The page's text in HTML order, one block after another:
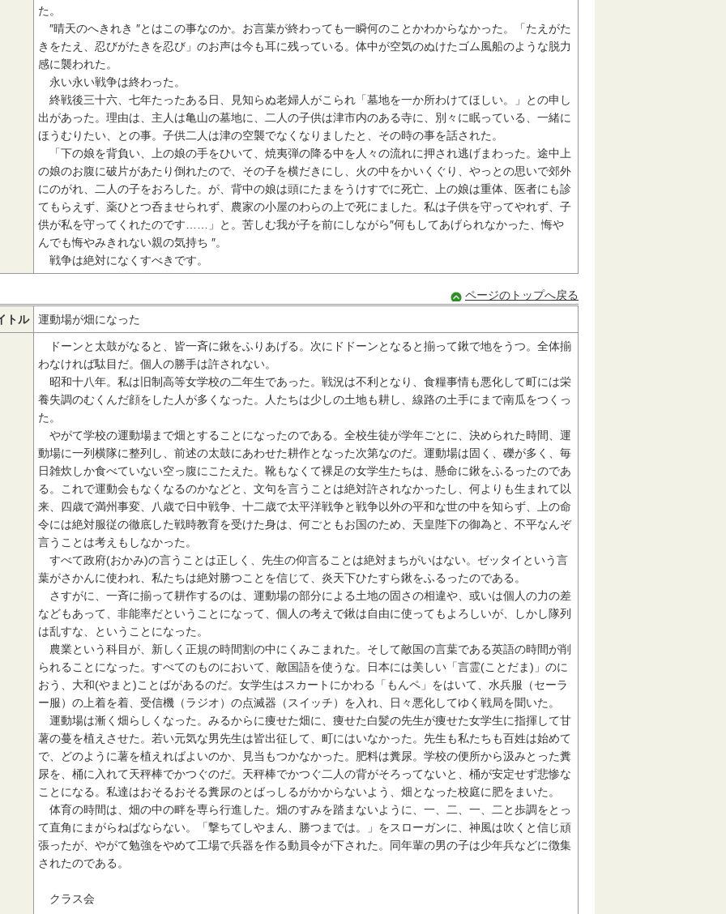
た。
″晴天のへきれき ″とはこの事なのか。お言葉が終わっても一瞬何のことかわからなかった。「たえがた
きをたえ、忍びがたきを忍び」のお声は今も耳に残っている。体中が空気のぬけたゴム風船のような脱力
感に襲われた。
永い永い戦争は終わった。
終戦後三十六、七年たったある日、見知らぬ老婦人がこられ「墓地を一か所わけてほしい。」との申し
出があった。理由は、主人は亀山の墓地に、二人の子供は津市内のある寺に、別々に眠っている、一緒に
ほうむりたい、との事。子供二人は津の空襲でなくなりましたと、その時の事を話された。
「下の娘を背負い、上の娘の手をひいて、焼夷弾の降る中を人々の流れに押され逃げまわった。途中上
の娘のお腹に破片があたり倒れたので、その子を横だきにし、火の中をかいくぐり、やっとの思いで郊外
にのがれ、二人の子をおろした。が、背中の娘は頭にたまをうけすでに死亡、上の娘は重体、医者にも診
てもらえず、薬ひとつ呑ませられず、農家の小屋のわらの上で死にました。私は子供を守ってやれず、子
供が私を守ってくれたのです……」と。苦しむ我が子を前にしながら″何もしてあげられなかった、悔や
んでも悔やみきれない親の気持ち ″。
戦争は絶対になくすべきです。
ページのトップへ戻る
トル
運動場が畑になった
ドーンと太鼓がなると、皆一斉に鍬をふりあげる。次にドドーンとなると揃って鍬で地をうつ。全体揃
わなければ駄目だ。個人の勝手は許されない。
昭和十八年。私は旧制高等女学校の二年生であった。戦況は不利となり、食糧事情も悪化して町には栄
養失調のむくんだ顔をした人が多くなった。人たちは少しの土地も耕し、線路の土手にまで南瓜をつくっ
た。
やがて学校の運動場まで畑とすることになったのである。全校生徒が学年ごとに、決められた時間、運
動場に一列横隊に整列し、前述の太鼓にあわせた耕作となった次第なのだ。運動場は固く、礫が多く、毎
日雑炊しか食べていない空っ腹にこたえた。靴もなくて裸足の女学生たちは、懸命に鍬をふるったのであ
る。これで運動会もなくなるのかなどと、文句を言うことは絶対許されなかったし、何よりも生まれて以
来、四歳で満州事変、八歳で日中戦争、十二歳で太平洋戦争と戦争以外の平和な世の中を知らず、上の命
令には絶対服従の徹底した戦時教育を受けた身は、何ごともお国のため、天皇陛下の御為と、不平なんぞ
言うことは考えもしなかった。
すべて政府(おかみ)の言うことは正しく、先生の仰言ることは絶対まちがいはない。ゼッタイという言
葉がさかんに使われ、私たちは絶対勝つことを信じて、炎天下ひたすら鍬をふるったのである。
さすがに、一斉に揃って耕作するのは、運動場の部分による土地の固さの相違や、或いは個人の力の差
などもあって、非能率だということになって、個人の考えで鍬は自由に使ってもよろしいが、しかし隊列
は乱すな、ということになった。
農業という科目が、新しく正規の時間割の中にくみこまれた。そして敵国の言葉である英語の時間が削
られることになった。すべてのものにおいて、敵国語を使うな。日本には美しい「言霊(ことだま)」のに
おう、大和(やまと)ことばがあるのだ。女学生はスカートにかわる「もんペ」をはいて、水兵服（セーラ
ー服）の上着を着、受信機（ラジオ）の点滅器（スイッチ）を入れ、日々悪化してゆく戦局を聞いた。
運動場は漸く畑らしくなった。みるからに痩せた畑に、痩せた白髪の先生が痩せた女学生に指揮して甘
薯の蔓を植えさせた。若い元気な男先生は皆出征して、町にはいなかった。先生も私たちも百姓は始めて
で、どのように薯を植えればよいのか、見当もつかなかった。肥料は糞尿。学校の便所から汲みとった糞
尿を、桶に入れて天秤棒でかつぐのだ。天秤棒でかつぐ二人の背がそろってないと、桶が安定せず悲惨な
ことになる。私達はおそるおそる糞尿のとばっしるがかからないよう、畑となった校庭に肥をまいた。
体育の時間は、畑の中の畔を専ら行進した。畑のすみを踏まないように、一、二、一、二と歩調をとっ
て直角にまがらねばならない。「撃ちてしやまん、勝つまでは。」をスローガンに、神風は吹くと信じ頑
張ったが、やがて勉強をやめて工場で兵器を作る動員令が下された。同年輩の男の子は少年兵などに徴集
されたのである。
クラス会